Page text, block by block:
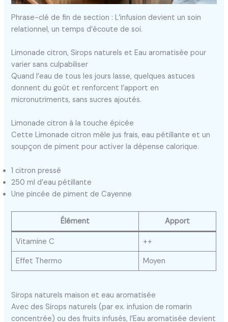
Phrase-clé de fin de section : L’infusion devient un soin
relationnel, un temps d’écoute de soi.
Limonade citron, Sirops naturels et Eau aromatisée pour
varier sans culpabiliser
Quand l’eau de tous les jours lasse, quelques astuces
donnent du goût et renforcent l’apport en
micronutriments, sans sucres ajoutés.
Limonade citron à la touche épicée
Cette Limonade citron mêle jus frais, eau pétillante et un
soupçon de piment pour activer la dépense calorique.
1 citron pressé
250 ml d’eau pétillante
Une pincée de piment de Cayenne
Élément Apport
Vitamine C
++
Effet Thermo
Moyen
Sirops naturels maison et eau aromatisée
Avec des Sirops naturels (par ex. infusion de romarin
concentrée) ou des fruits infusés, l’Eau aromatisée devient